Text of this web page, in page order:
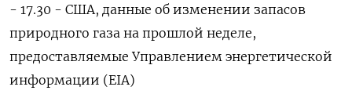
- 17.30 - США, данные об изменении запасов
природного газа на прошлой неделе,
предоставляемые Управлением энергетической
информации (EIA)